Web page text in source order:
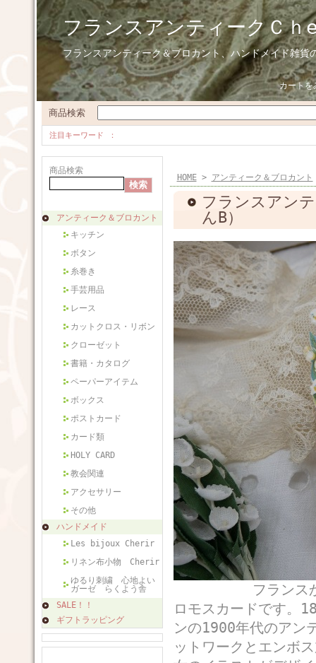
フランスアンティークＣｈ
フランスアンティーク＆ブロカント、ハンドメイド雑貨
カートを
商品検索
注目キーワード
商品検索
アンティーク＆ブロカント
キッチン
ボタン
糸巻き
手芸用品
レース
カットクロス・リボン
クローゼット
書籍・カタログ
ペーパーアイテム
ボックス
ポストカード
カード類
HOLY CARD
教会関連
アクセサリー
その他
ハンドメイド
Les bijoux Cherir
リネン布小物 Cherir
ゆるり刺繍 心地よい
ガーゼ らくよう舎
SALE！！
ギフトラッピング
HOME> アンティーク＆ブロカント
フランスアン
んB）
フランスから届
ロモスカードです。
ンの1900年代のアン
ットワークとエンボ